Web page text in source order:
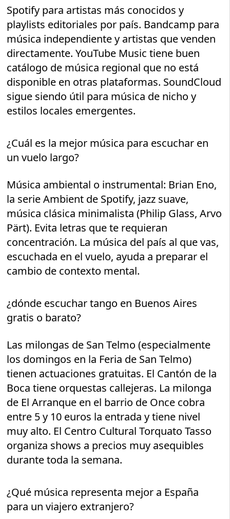
Spotify para artistas más conocidos y
playlists editoriales por país. Bandcamp para
música independiente y artistas que venden
directamente. YouTube Music tiene buen
catálogo de música regional que no está
disponible en otras plataformas. SoundCloud
sigue siendo útil para música de nicho y
estilos locales emergentes.
¿Cuál es la mejor música para escuchar en
un vuelo largo?
Música ambiental o instrumental: Brian Eno,
la serie Ambient de Spotify, jazz suave,
música clásica minimalista (Philip Glass, Arvo
Pärt). Evita letras que te requieran
concentración. La música del país al que vas,
escuchada en el vuelo, ayuda a preparar el
cambio de contexto mental.
¿dónde escuchar tango en Buenos Aires
gratis o barato?
Las milongas de San Telmo (especialmente
los domingos en la Feria de San Telmo)
tienen actuaciones gratuitas. El Cantón de la
Boca tiene orquestas callejeras. La milonga
de El Arranque en el barrio de Once cobra
entre 5 y 10 euros la entrada y tiene nivel
muy alto. El Centro Cultural Torquato Tasso
organiza shows a precios muy asequibles
durante toda la semana.
¿Qué música representa mejor a España
para un viajero extranjero?